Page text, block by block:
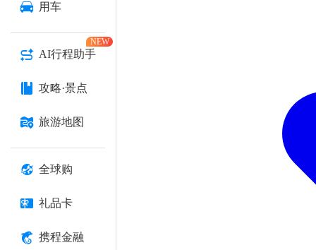
用车
AI行程助手
NEW
攻略·景点
旅游地图
全球购
礼品卡
携程金融